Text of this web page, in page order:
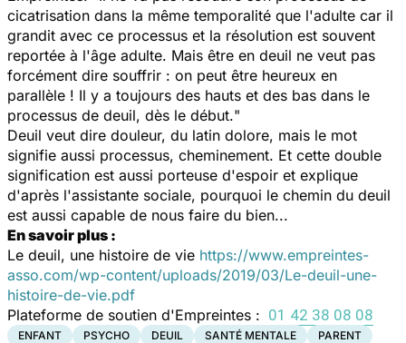
cicatrisation dans la même temporalité que l'adulte car il
grandit avec ce processus et la résolution est souvent
reportée à l'âge adulte. Mais être en deuil ne veut pas
forcément dire souffrir : on peut être heureux en
parallèle ! Il y a toujours des hauts et des bas dans le
processus de deuil, dès le début."
Deuil veut dire douleur, du latin dolore, mais le mot
signifie aussi processus, cheminement. Et cette double
signification est aussi porteuse d'espoir et explique
d'après l'assistante sociale, pourquoi le chemin du deuil
est aussi capable de nous faire du bien...
En savoir plus :
Le deuil, une histoire de vie https://www.empreintes-
asso.com/wp-content/uploads/2019/03/Le-deuil-une-
histoire-de-vie.pdf
Plateforme de soutien d'Empreintes : 01 42 38 08 08
ENFANT PSYCHO DEUIL SANTÉ MENTALE PARENT